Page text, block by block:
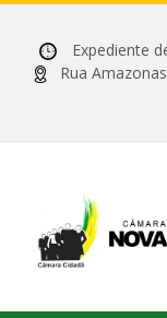
Expediente
Rua